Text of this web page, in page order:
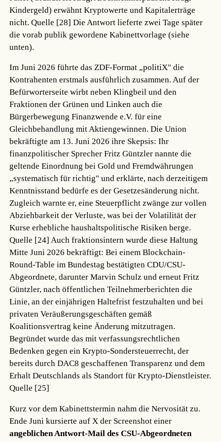
Kindergeld) erwähnt Kryptowerte und Kapitalerträge
nicht.Quelle [28] Die Antwort lieferte zwei Tage später
die vorab publik gewordene Kabinettvorlage (siehe
unten).
Im Juni 2026 führte das ZDF-Format „politiX" die
Kontrahenten erstmals ausführlich zusammen. Auf der
Befürworterseite wirbt neben Klingbeil und den
Fraktionen der Grünen und Linken auch die
Bürgerbewegung Finanzwende e.V. für eine
Gleichbehandlung mit Aktiengewinnen. Die Union
bekräftigte am 13. Juni 2026 ihre Skepsis: Ihr
finanzpolitischer Sprecher Fritz Güntzler nannte die
geltende Einordnung bei Gold und Fremdwährungen
„systematisch für richtig" und erklärte, nach derzeitigem
Kenntnisstand bedürfe es der Gesetzesänderung nicht.
Zugleich warnte er, eine Steuerpflicht zwänge zur vollen
Abziehbarkeit der Verluste, was bei der Volatilität der
Kurse erhebliche haushaltspolitische Risiken berge.
Quelle [24] Auch fraktionsintern wurde diese Haltung
Mitte Juni 2026 bekräftigt: Bei einem Blockchain-
Round-Table im Bundestag bestätigten CDU/CSU-
Abgeordnete, darunter Marvin Schulz und erneut Fritz
Güntzler, nach öffentlichen Teilnehmerberichten die
Linie, an der einjährigen Haltefrist festzuhalten und bei
privaten Veräußerungsgeschäften gemäß
Koalitionsvertrag keine Änderung mitzutragen.
Begründet wurde das mit verfassungsrechtlichen
Bedenken gegen ein Krypto-Sondersteuerrecht, der
bereits durch DAC8 geschaffenen Transparenz und dem
Erhalt Deutschlands als Standort für Krypto-Dienstleister.
Quelle [25]
Kurz vor dem Kabinettstermin nahm die Nervosität zu.
Ende Juni kursierte auf X der Screenshot einer
angeblichen Antwort-Mail des CSU-Abgeordneten